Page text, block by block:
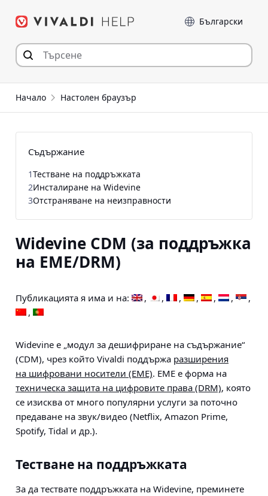
към съдържанието
Език
Начало Настолен браузър
Widevine CDM (за поддръжка
на EME/DRM)
Публикацията я има и на:
Widevine е „модул за дешифриране на съдържание“
(CDM), чрез който Vivaldi поддържа разширения
на шифровани носители (EME). EME е форма на
техническа защита на цифровите права (DRM), която
се изисква от много популярни услуги за поточно
предаване на звук/видео (Netflix, Amazon Prime,
Spotify, Tidal и др.).
Тестване на поддръжката
За да тествате поддръжката на Widevine, преминете
Съдържание
1Тестване на поддръжката
2Инсталиране на Widevine
3Отстраняване на неизправности